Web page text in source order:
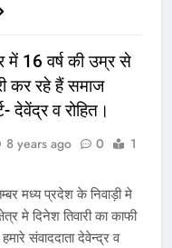
में 16 वर्ष की उम्र से
कर रहे हैं समाज
देवेंद्र व रोहित।
8 years ago 0
1
मध्य प्रदेश के निवाड़ी मे
मे दिनेश तिवारी का काफी
संवाददाता देवेन्द्र व